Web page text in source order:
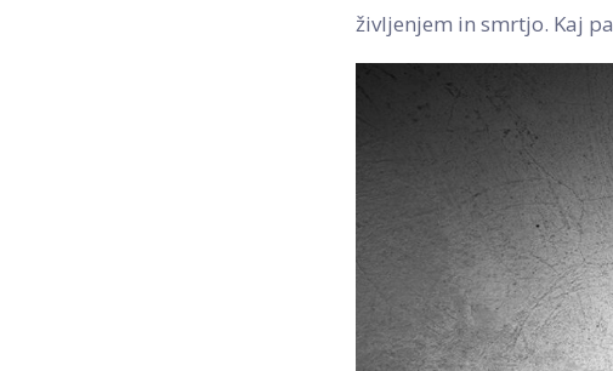
življenjem in smrtjo. Kaj